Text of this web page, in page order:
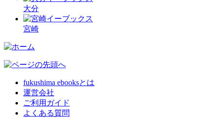
大分
宮崎
fukushima ebooksとは
運営会社
ご利用ガイド
よくある質問